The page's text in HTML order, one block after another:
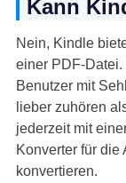
Kann
Nein, Kindle
einer PDF-
Benutzer mit
lieber zuhören
jederzeit mit
Konverter für
konvertieren.